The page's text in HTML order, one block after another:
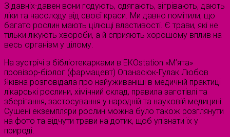
З давніх-давен вони годують, одягають, зігрівають, дають
ліки та насолоду від своєї краси. Ми давно помітили, що
багато рослин мають цілющі властивості. Є трави, які не
тільки лікують хвороби, а й сприяють хорошому вплив на
весь організм у цілому.
На зустрічі з бібліотекарками в ЕКОstation «М’ята»
провізор-біолог (фармацевт) Опанасюк-Гулак Любов
Яківна розповідала про найуживаніші в медичній практиці
лікарські рослини, хімічний склад, правила заготівлі та
зберігання, застосування у народній та науковій медицині.
Сушені екземпляри рослин можна було також розглянути
на фото та відчути трави на дотик, щоб упізнати їх у
природі.